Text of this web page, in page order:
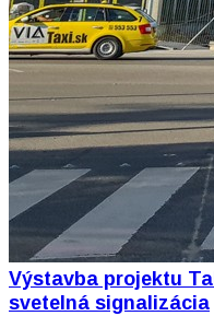
Výstavba projektu
svetelná signalizácia